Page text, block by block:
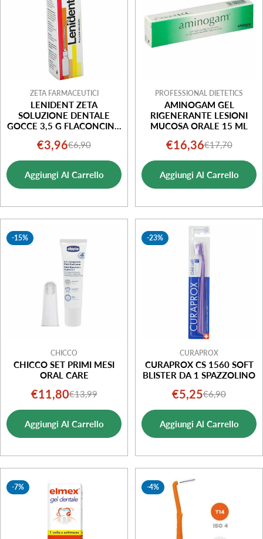
ZETA FARMACEUTICI
LENIDENT ZETA
SOLUZIONE DENTALE
GOCCE 3,5 G FLACONCINO
Prezzo
di
vendita
€3,96Prezzo
normale
€6,90
Aggiungi Al Carrello
PROFESSIONAL DIETETICS
AMINOGAM GEL
RIGENERANTE LESIONI
MUCOSA ORALE 15 ML
Prezzo
di
vendita
€16,36Prezzo
normale
€17,70
Aggiungi Al Carrello
-15%
CHICCO
CHICCO SET PRIMI MESI
ORAL CARE
Prezzo
di
vendita
€11,80Prezzo
normale
€13,99
Aggiungi Al Carrello
-23%
CURAPROX
CURAPROX CS 1560 SOFT
BLISTER DA 1 SPAZZOLINO
Prezzo
di
vendita
€5,25Prezzo
normale
€6,90
Aggiungi Al Carrello
-7% -4%